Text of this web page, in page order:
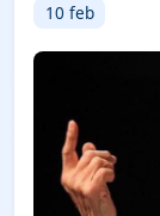
10 feb